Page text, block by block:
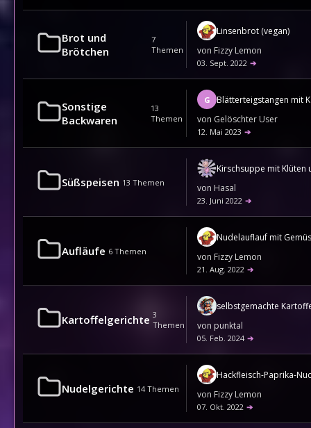
Brot und
Brötchen
7
Themen
Linsenbrot (vegan)
von Fizzy Lemon
03. Sept. 2022 ➔
Sonstige
Backwaren
13
Themen
G
von Gelöschter User
12. Mai 2023 ➔
Süßspeisen 13 Themen von Hasal
23. Juni 2022 ➔
Aufläufe 6 Themen
Nudelauflauf mit
von Fizzy Lemon
21. Aug. 2022 ➔
Kartoffelgerichte 3
Themen
von punktal
05. Feb. 2024 ➔
Nudelgerichte 14Themen von Fizzy Lemon
07. Okt. 2022 ➔